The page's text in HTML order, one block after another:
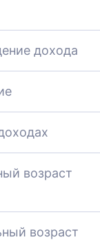
дохода
возраст
возраст